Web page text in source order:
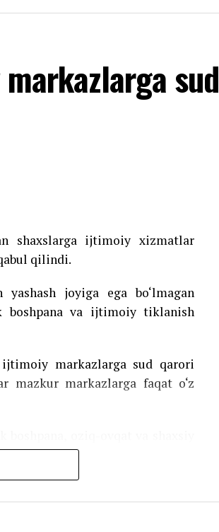
sud
shaxslarga ijtimoiy xizmatlar
qilindi.
joyiga ega bo‘lmagan
boshpana va ijtimoiy tiklanish
ijtimoiy markazlarga sud qarori
mazkur markazlarga faqat o‘z
rejalar asosida ijtimoiy
boshpanasiz shaxslar